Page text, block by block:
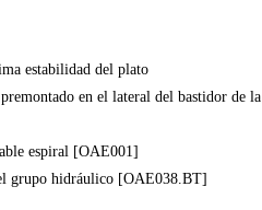
estabilidad del plato
en el lateral del bastidor de
espiral [OAE001]
grupo hidráulico [OAE038.BT]